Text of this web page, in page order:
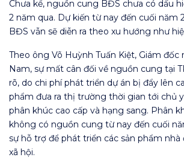
Chưa kể, nguồn cung BĐS chưa có dấu
2 năm qua. Dự kiến từ nay đến cuối năm
BĐS vẫn sẽ diễn ra theo xu hướng như
Theo ông Võ Huỳnh Tuấn Kiệt, Giám đốc
Nam, sự mất cân đối về nguồn cung tại
rõ, do chi phí phát triển dự án bị đẩy lên
phẩm đưa ra thị trường thời gian tới chủ
phân khúc cao cấp và hạng sang. Phân
không có nguồn cung từ nay đến cuối
sự hỗ trợ để phát triển các sản phẩm nhà
xã hội.